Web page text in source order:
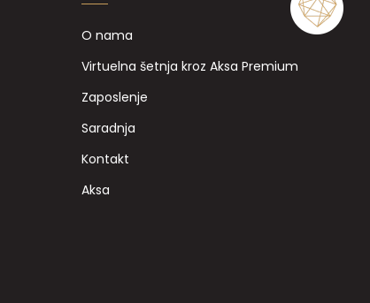
O nama
Virtuelna šetnja kroz Aksa Premium
Zaposlenje
Saradnja
Kontakt
Aksa